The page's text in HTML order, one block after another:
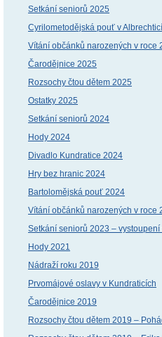
Setkání seniorů 2025
Cyrilometodějská pouť v
Vítání občánků narozených v roce
Čarodějnice 2025
Rozsochy čtou dětem 2025
Ostatky 2025
Setkání seniorů 2024
Hody 2024
Divadlo Kundratice 2024
Hry bez hranic 2024
Bartolomějská pouť 2024
Vítání občánků narozených v roce
Setkání seniorů 2023 –
Hody 2021
Nádraží roku 2019
Prvomájové oslavy v Kundraticích
Čarodějnice 2019
Rozsochy čtou dětem 2019 –